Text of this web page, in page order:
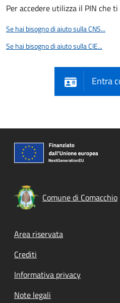
Per accedere utilizza il PIN che
Se hai bisogno di aiuto sulla CNS...
Se hai bisogno di aiuto sulla CIE...
Entra
Comune di Comacchio
Footer menu
Area riservata
Crediti
Informativa privacy
Note legali